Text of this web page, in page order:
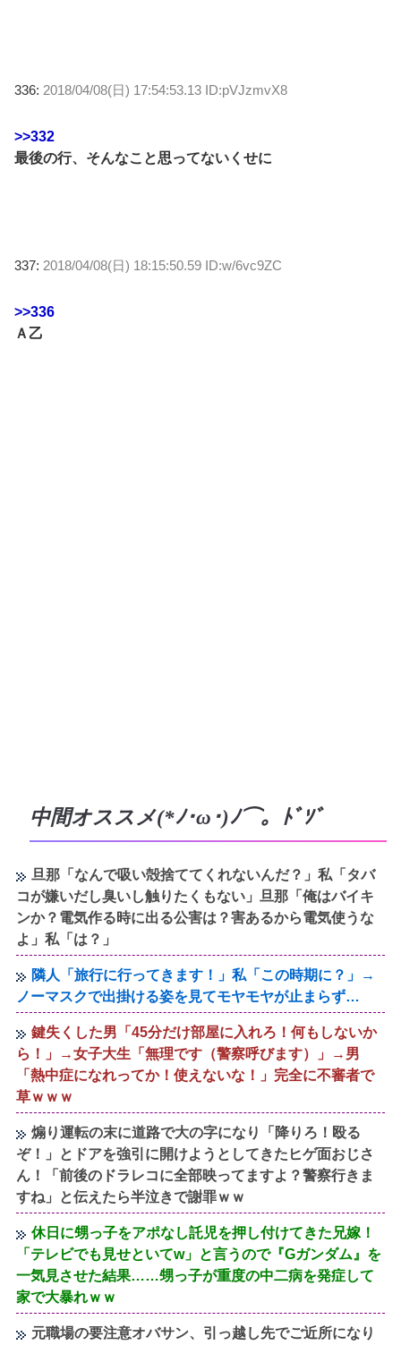
336: 2018/04/08(日) 17:54:53.13 ID:pVJzmvX8
>>332
最後の行、そんなこと思ってないくせに
337: 2018/04/08(日) 18:15:50.59 ID:w/6vc9ZC
>>336
Ａ乙
中間オススメ(*ﾉ･ω･)ﾉ⌒。ﾄﾞｿﾞ
旦那「なんで吸い殻捨ててくれないんだ？」私「タバ
コが嫌いだし臭いし触りたくもない」旦那「俺はバイキ
ンか？電気作る時に出る公害は？害あるから電気使うな
よ」私「は？」
隣人「旅行に行ってきます！」私「この時期に？」→
ノーマスクで出掛ける姿を見てモヤモヤが止まらず…
鍵失くした男「45分だけ部屋に入れろ！何もしないか
ら！」→女子大生「無理です（警察呼びます）」→男
「熱中症になれってか！使えないな！」完全に不審者で
草ｗｗｗ
煽り運転の末に道路で大の字になり「降りろ！殴る
ぞ！」とドアを強引に開けようとしてきたヒゲ面おじさ
ん！「前後のドラレコに全部映ってますよ？警察行きま
すね」と伝えたら半泣きで謝罪ｗｗ
休日に甥っ子をアポなし託児を押し付けてきた兄嫁！
「テレビでも見せといてw」と言うので『Gガンダム』を
一気見させた結果……甥っ子が重度の中二病を発症して
家で大暴れｗｗ
元職場の要注意オバサン、引っ越し先でご近所になり